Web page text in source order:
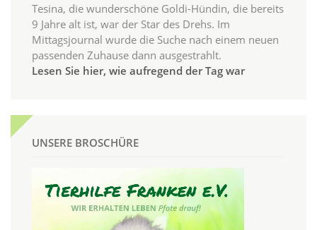
Tesina, die wunderschöne Goldi-Hündin, die bereits
9 Jahre alt ist, war der Star des Drehs. Im
Mittagsjournal wurde die Suche nach einem neuen
passenden Zuhause dann ausgestrahlt.
Lesen Sie hier, wie aufregend der Tag war
UNSERE BROSCHÜRE